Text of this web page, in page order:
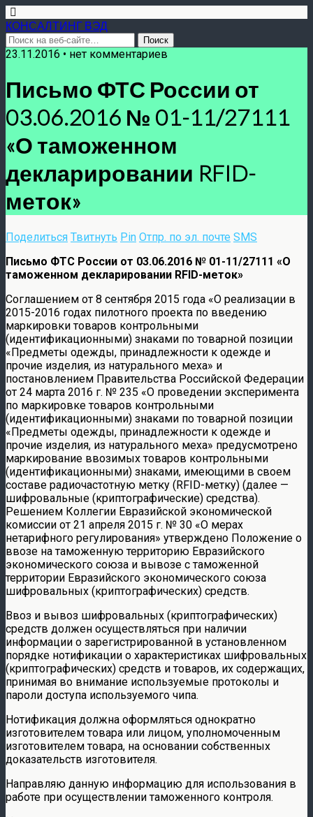
КОНСАЛТИНГ ВЭД
23.11.2016 • нет комментариев
Письмо ФТС России от
03.06.2016 № 01-11/27111
«О таможенном
декларировании RFID-
меток»
Поделиться Твитнуть Pin Отпр. по эл. почте SMS
Письмо ФТС России от 03.06.2016 № 01-11/27111 «О
таможенном декларировании RFID-меток»
Соглашением от 8 сентября 2015 года «О реализации в
2015-2016 годах пилотного проекта по введению
маркировки товаров контрольными
(идентификационными) знаками по товарной позиции
«Предметы одежды, принадлежности к одежде и
прочие изделия, из натурального меха» и
постановлением Правительства Российской Федерации
от 24 марта 2016 г. № 235 «О проведении эксперимента
по маркировке товаров контрольными
(идентификационными) знаками по товарной позиции
«Предметы одежды, принадлежности к одежде и
прочие изделия, из натурального меха» предусмотрено
маркирование ввозимых товаров контрольными
(идентификационными) знаками, имеющими в своем
составе радиочастотную метку (RFID-метку) (далее —
шифровальные (криптографические) средства).
Решением Коллегии Евразийской экономической
комиссии от 21 апреля 2015 г. № 30 «О мерах
нетарифного регулирования» утверждено Положение о
ввозе на таможенную территорию Евразийского
экономического союза и вывозе с таможенной
территории Евразийского экономического союза
шифровальных (криптографических) средств.
Ввоз и вывоз шифровальных (криптографических)
средств должен осуществляться при наличии
информации о зарегистрированной в установленном
порядке нотификации о характеристиках шифровальных
(криптографических) средств и товаров, их содержащих,
принимая во внимание используемые протоколы и
пароли доступа используемого чипа.
Нотификация должна оформляться однократно
изготовителем товара или лицом, уполномоченным
изготовителем товара, на основании собственных
доказательств изготовителя.
Направляю данную информацию для использования в
работе при осуществлении таможенного контроля.